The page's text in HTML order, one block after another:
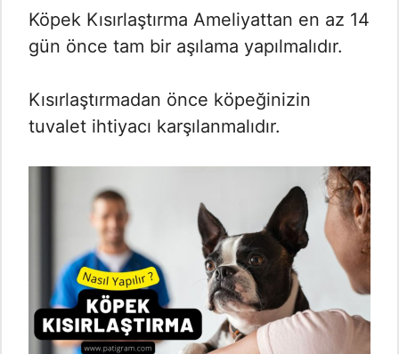
Köpek Kısırlaştırma Ameliyattan en az 14
gün önce tam bir aşılama yapılmalıdır.
Kısırlaştırmadan önce köpeğinizin
tuvalet ihtiyacı karşılanmalıdır.